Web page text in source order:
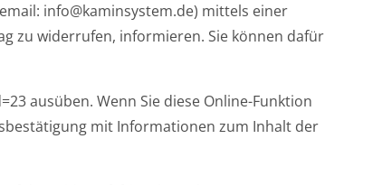
info@kaminsystem.de) mittels einer
zu widerrufen, informieren. Sie können dafür
ausüben. Wenn Sie diese Online-Funktion
mit Informationen zum Inhalt der